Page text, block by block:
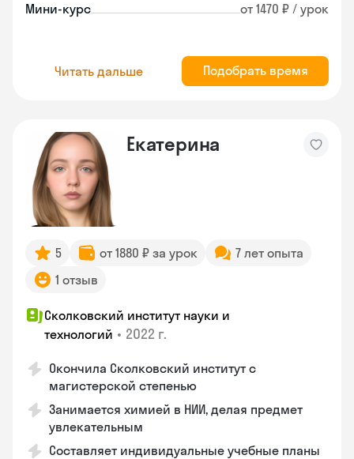
Мини-курс от 1470 ₽ / урок
Читать дальше Подобрать время
Екатерина
5 от 1880 ₽ за урок
7 лет опыта
1 отзыв
Сколковский институт науки и
технологий • 2022 г.
Окончила Сколковский институт с
магистерской степенью
Занимается химией в НИИ, делая предмет
увлекательным
Составляет индивидуальные учебные планы